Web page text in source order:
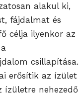
alakul ki,
fájdalmat és
célja ilyenkor az
csillapítása.
erősítik az ízület
ízületre nehezedő